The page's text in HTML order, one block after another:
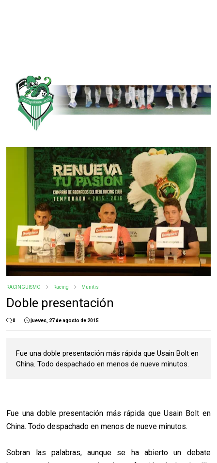
RACINGUISMO Racing Munitis
Doble presentación
0 jueves, 27 de agosto de 2015
Fue una doble presentación más rápida que Usain Bolt en
China. Todo despachado en menos de nueve minutos.
Fue una doble presentación más rápida que Usain Bolt en
China. Todo despachado en menos de nueve minutos.
Sobran las palabras, aunque se ha abierto un debate